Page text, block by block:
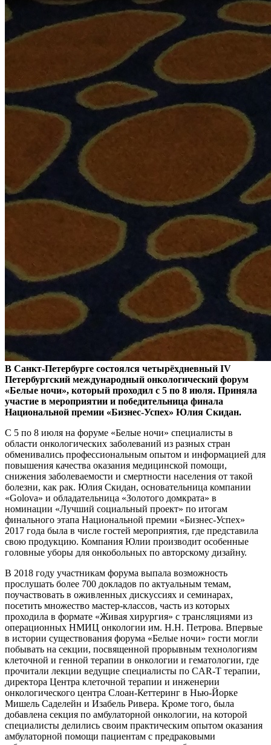
В Санкт-Петербурге состоялся четырёхдневный IV
Петербургский международный онкологический форум
«Белые ночи», который проходил с 5 по 8 июля. Приняла
участие в мероприятии и победительница финала
Национальной премии «Бизнес-Успех» Юлия Скидан.
С 5 по 8 июля на форуме «Белые ночи» специалисты в
области онкологических заболеваний из разных стран
обменивались профессиональным опытом и информацией для
повышения качества оказания медицинской помощи,
снижения заболеваемости и смертности населения от такой
болезни, как рак. Юлия Скидан, основательница компании
«Golova» и обладательница «Золотого домкрата» в
номинации «Лучший социальный проект» по итогам
финального этапа Национальной премии «Бизнес-Успех»
2017 года была в числе гостей мероприятия, где представила
свою продукцию. Компания Юлии производит особенные
головные уборы для онкобольных по авторскому дизайну.
В 2018 году участникам форума выпала возможность
прослушать более 700 докладов по актуальным темам,
поучаствовать в оживленных дискуссиях и семинарах,
посетить множество мастер-классов, часть из которых
проходила в формате «Живая хирургия» с трансляциями из
операционных НМИЦ онкологии им. Н.Н. Петрова. Впервые
в истории существования форума «Белые ночи» гости могли
побывать на секции, посвященной прорывным технологиям
клеточной и генной терапии в онкологии и гематологии, где
прочитали лекции ведущие специалисты по CAR-T терапии,
директора Центра клеточной терапии и инженерии
онкологического центра Слоан-Кеттеринг в Нью-Йорке
Мишель Саделейн и Изабель Ривера. Кроме того, была
добавлена секция по амбулаторной онкологии, на которой
специалисты делились своим практическим опытом оказания
амбулаторной помощи пациентам с предраковыми